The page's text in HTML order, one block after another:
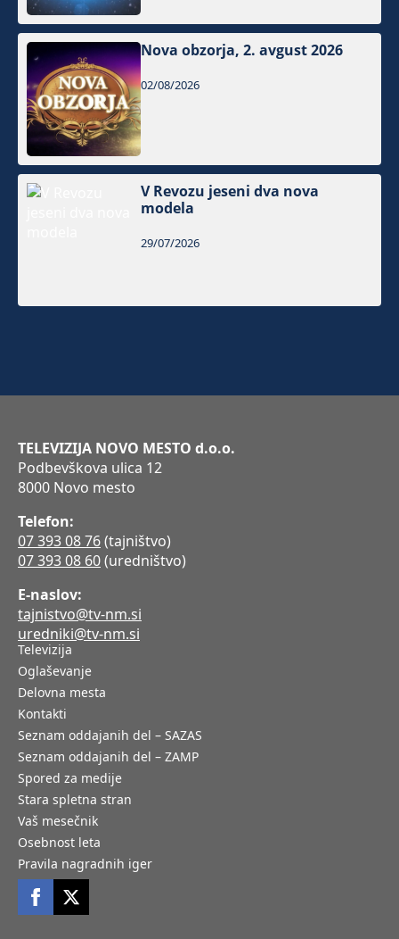
Nova obzorja, 2. avgust 2026
02/08/2026
V Revozu jeseni dva nova
modela
29/07/2026
TELEVIZIJA NOVO MESTO d.o.o.
Podbevškova ulica 12
8000 Novo mesto
Telefon:
07 393 08 76(tajništvo)
07 393 08 60(uredništvo)
E-naslov:
tajnistvo@tv-nm.si
uredniki@tv-nm.si
Televizija
Oglaševanje
Delovna mesta
Kontakti
Seznam oddajanih del – SAZAS
Seznam oddajanih del – ZAMP
Spored za medije
Stara spletna stran
Vaš mesečnik
Osebnost leta
Pravila nagradnih iger